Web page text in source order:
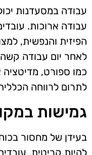
עבודה במסעדנות
עבודה ארוכות.
הפיזית והנפשית,
לאחר יום עבודה קשה
כמו ספורט, מדיטציה
לתרום לרווחה
גמישות
בעידן של מחסור
להיות קריטית.